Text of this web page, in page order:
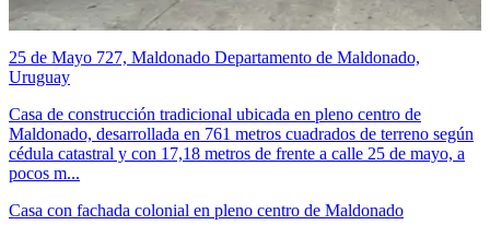
25 de Mayo 727, Maldonado Departamento de Maldonado,
Uruguay
Casa de construcción tradicional ubicada en pleno centro de
Maldonado, desarrollada en 761 metros cuadrados de terreno según
cédula catastral y con 17,18 metros de frente a calle 25 de mayo, a
pocos m...
Casa con fachada colonial en pleno centro de Maldonado